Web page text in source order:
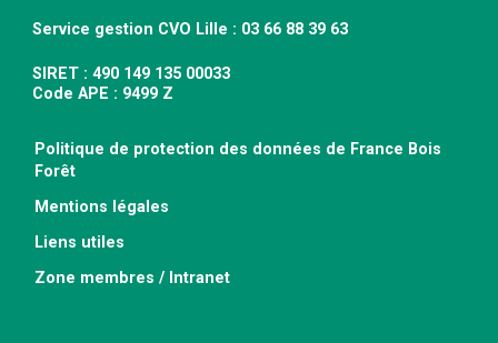
Service gestion CVO Lille : 03 66 88 39 63
SIRET : 490 149 135 00033
Code APE : 9499 Z
Politique de protection des données de France Bois
Forêt
Mentions légales
Liens utiles
Zone membres / Intranet